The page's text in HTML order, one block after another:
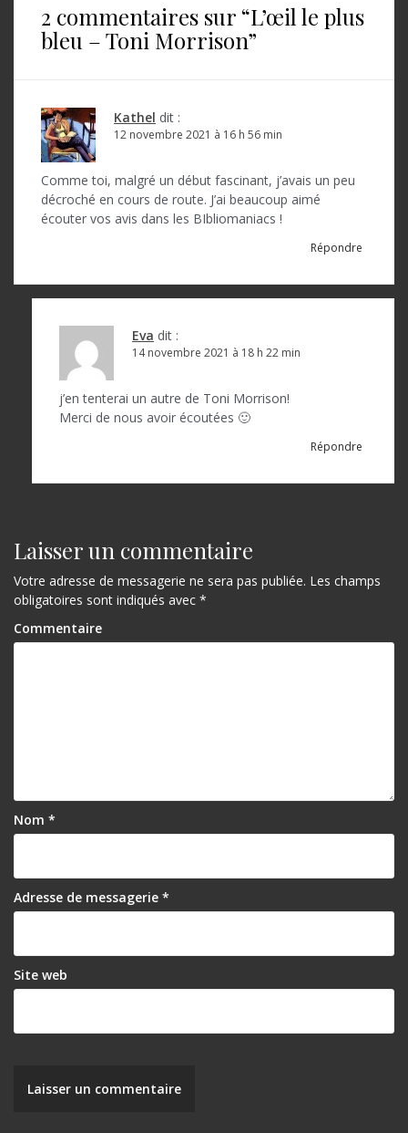
’
2 commentaires sur “L’œil le plus
bleu – Toni Morrison”
Kathel dit :
12 novembre 2021 à 16 h 56 min
Comme toi, malgré un début fascinant, j’avais un peu
décroché en cours de route. J’ai beaucoup aimé
écouter vos avis dans les BIbliomaniacs !
Répondre
Eva dit :
14 novembre 2021 à 18 h 22 min
j’en tenterai un autre de Toni Morrison!
Merci de nous avoir écoutées 🙂
Répondre
Laisser un commentaire
Votre adresse de messagerie ne sera pas publiée. Les champs
obligatoires sont indiqués avec *
Commentaire
Nom *
Adresse de messagerie *
Site web